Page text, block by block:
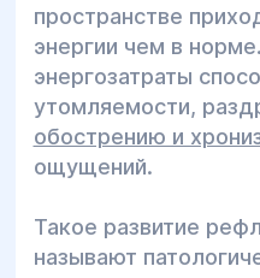
пространстве
энергии чем в
энергозатраты
утомляемости,
обострению и
ощущений.
Такое развитие
называют